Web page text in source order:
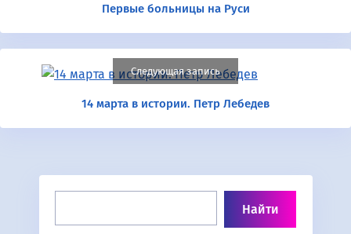
Первые больницы на Руси
Следующая запись
14 марта в истории. Петр Лебедев